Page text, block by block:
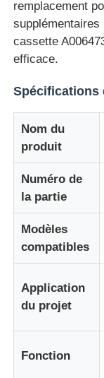
Contrôle de la
nouvelles
Tous les cas
Demande de
Pièces pour
Pièces ATM
Pièces
remplacement
cassette
efficace.
Spécifications
Nom du
produit
Numéro de
la partie
Modèles
compatibles
Application
du projet
Fonction